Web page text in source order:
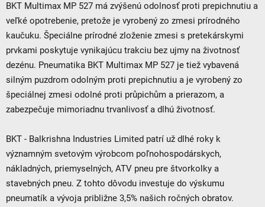
BKT Multimax MP 527 má zvýšenú odolnosť proti prepichnutiu a
veľké opotrebenie, pretože je vyrobený zo zmesi prírodného
kaučuku. Špeciálne prírodné zloženie zmesi s pretekárskymi
prvkami poskytuje vynikajúcu trakciu bez ujmy na životnosť
dezénu. Pneumatika BKT Multimax MP 527 je tiež vybavená
silným puzdrom odolným proti prepichnutiu a je vyrobený zo
špeciálnej zmesi odolné proti průpichům a prierazom, a
zabezpečuje mimoriadnu trvanlivosť a dlhú životnosť.
BKT - Balkrishna Industries Limited patrí už dlhé roky k
významným svetovým výrobcom poľnohospodárskych,
nákladných, priemyselných, ATV pneu pre štvorkolky a
stavebných pneu. Z tohto dôvodu investuje do výskumu
pneumatík a vývoja približne 3,5% našich ročných obratov.